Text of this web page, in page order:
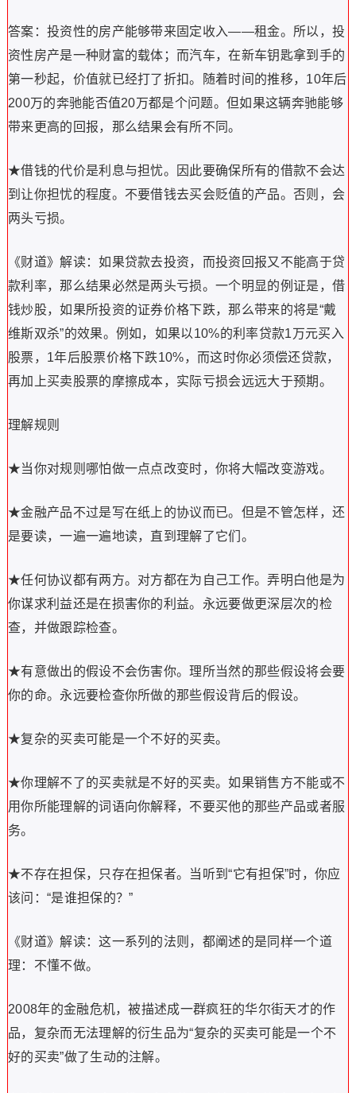
答案：投资性的房产能够带来固定收入——租金。所以，投
资性房产是一种财富的载体；而汽车，在新车钥匙拿到手的
第一秒起，价值就已经打了折扣。随着时间的推移，10年后
200万的奔驰能否值20万都是个问题。但如果这辆奔驰能够
带来更高的回报，那么结果会有所不同。
★借钱的代价是利息与担忧。因此要确保所有的借款不会达
到让你担忧的程度。不要借钱去买会贬值的产品。否则，会
两头亏损。
《财道》解读：如果贷款去投资，而投资回报又不能高于贷
款利率，那么结果必然是两头亏损。一个明显的例证是，借
钱炒股，如果所投资的证券价格下跌，那么带来的将是“戴
维斯双杀”的效果。例如，如果以10%的利率贷款1万元买入
股票，1年后股票价格下跌10%，而这时你必须偿还贷款，
再加上买卖股票的摩擦成本，实际亏损会远远大于预期。
理解规则
★当你对规则哪怕做一点点改变时，你将大幅改变游戏。
★金融产品不过是写在纸上的协议而已。但是不管怎样，还
是要读，一遍一遍地读，直到理解了它们。
★任何协议都有两方。对方都在为自己工作。弄明白他是为
你谋求利益还是在损害你的利益。永远要做更深层次的检
查，并做跟踪检查。
★有意做出的假设不会伤害你。理所当然的那些假设将会要
你的命。永远要检查你所做的那些假设背后的假设。
★复杂的买卖可能是一个不好的买卖。
★你理解不了的买卖就是不好的买卖。如果销售方不能或不
用你所能理解的词语向你解释，不要买他的那些产品或者服
务。
★不存在担保，只存在担保者。当听到“它有担保”时，你应
该问：“是谁担保的？”
《财道》解读：这一系列的法则，都阐述的是同样一个道
理：不懂不做。
2008年的金融危机，被描述成一群疯狂的华尔街天才的作
品，复杂而无法理解的衍生品为“复杂的买卖可能是一个不
好的买卖”做了生动的注解。